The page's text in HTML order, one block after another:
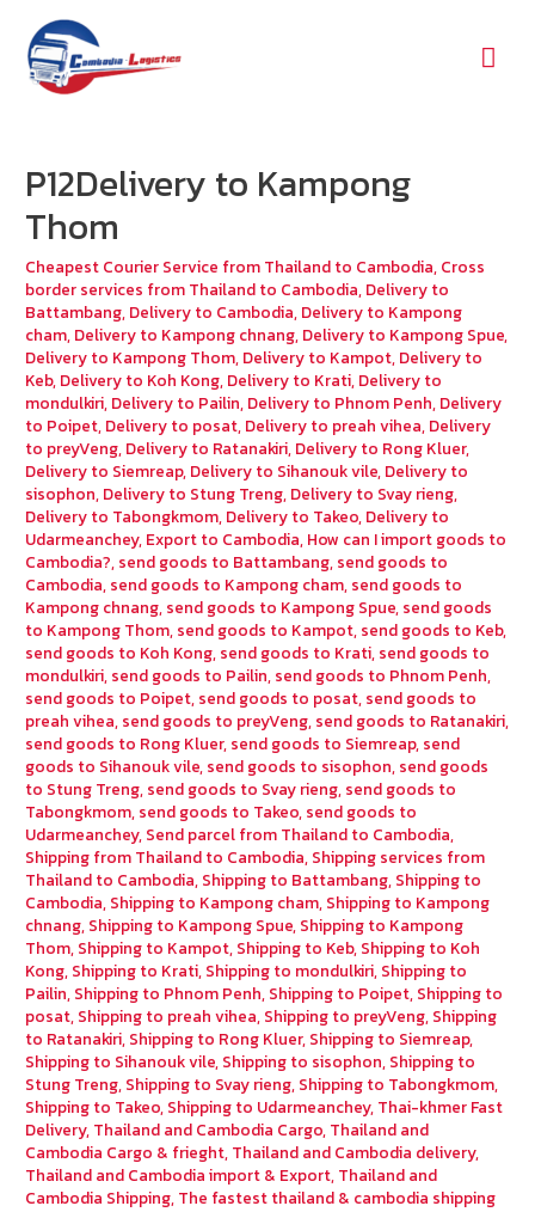
P12Delivery to Kampong
Thom
Cheapest Courier Service from Thailand to Cambodia, Cross
border services from Thailand to Cambodia, Delivery to
Battambang, Delivery to Cambodia, Delivery to Kampong
cham, Delivery to Kampong chnang, Delivery to Kampong Spue,
Delivery to Kampong Thom, Delivery to Kampot, Delivery to
Keb, Delivery to Koh Kong, Delivery to Krati, Delivery to
mondulkiri, Delivery to Pailin, Delivery to Phnom Penh, Delivery
to Poipet, Delivery to posat, Delivery to preah vihea, Delivery
to preyVeng, Delivery to Ratanakiri, Delivery to Rong Kluer,
Delivery to Siemreap, Delivery to Sihanouk vile, Delivery to
sisophon, Delivery to Stung Treng, Delivery to Svay rieng,
Delivery to Tabongkmom, Delivery to Takeo, Delivery to
Udarmeanchey, Export to Cambodia, How can I import goods to
Cambodia?, send goods to Battambang, send goods to
Cambodia, send goods to Kampong cham, send goods to
Kampong chnang, send goods to Kampong Spue, send goods
to Kampong Thom, send goods to Kampot, send goods to Keb,
send goods to Koh Kong, send goods to Krati, send goods to
mondulkiri, send goods to Pailin, send goods to Phnom Penh,
send goods to Poipet, send goods to posat, send goods to
preah vihea, send goods to preyVeng, send goods to Ratanakiri,
send goods to Rong Kluer, send goods to Siemreap, send
goods to Sihanouk vile, send goods to sisophon, send goods
to Stung Treng, send goods to Svay rieng, send goods to
Tabongkmom, send goods to Takeo, send goods to
Udarmeanchey, Send parcel from Thailand to Cambodia,
Shipping from Thailand to Cambodia, Shipping services from
Thailand to Cambodia, Shipping to Battambang, Shipping to
Cambodia, Shipping to Kampong cham, Shipping to Kampong
chnang, Shipping to Kampong Spue, Shipping to Kampong
Thom, Shipping to Kampot, Shipping to Keb, Shipping to Koh
Kong, Shipping to Krati, Shipping to mondulkiri, Shipping to
Pailin, Shipping to Phnom Penh, Shipping to Poipet, Shipping to
posat, Shipping to preah vihea, Shipping to preyVeng, Shipping
to Ratanakiri, Shipping to Rong Kluer, Shipping to Siemreap,
Shipping to Sihanouk vile, Shipping to sisophon, Shipping to
Stung Treng, Shipping to Svay rieng, Shipping to Tabongkmom,
Shipping to Takeo, Shipping to Udarmeanchey, Thai-khmer Fast
Delivery, Thailand and Cambodia Cargo, Thailand and
Cambodia Cargo & frieght, Thailand and Cambodia delivery,
Thailand and Cambodia import & Export, Thailand and
Cambodia Shipping, The fastest thailand & cambodia shipping